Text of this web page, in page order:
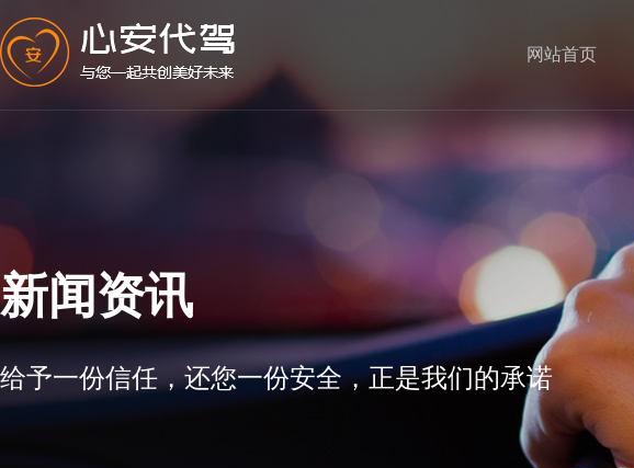
网站首页
新闻资讯
给予一份信任，还您一份安全，正是我们的承诺